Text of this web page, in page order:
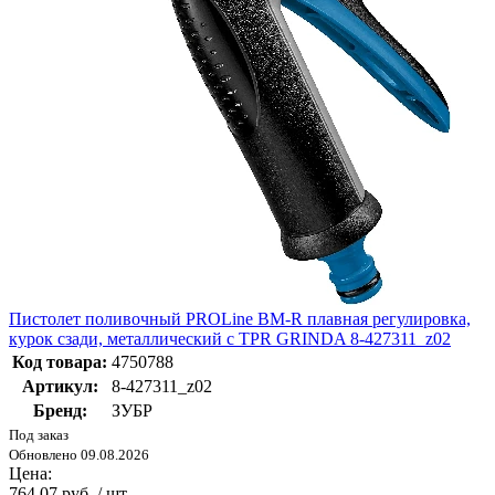
Пистолет поливочный PROLine BM-R плавная регулировка,
курок сзади, металлический с TPR GRINDA 8-427311_z02
Код товара: 4750788
Артикул:
8-427311_z02
Бренд:
ЗУБР
Под заказ
Обновлено 09.08.2026
Цена: